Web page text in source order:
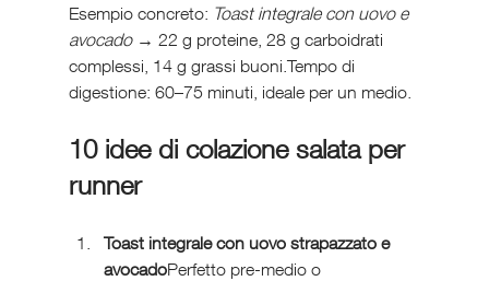
Esempio concreto: Toast integrale con uovo e
avocado → 22 g proteine, 28 g carboidrati
complessi, 14 g grassi buoni.Tempo di
digestione: 60–75 minuti, ideale per un medio.
10 idee di colazione salata per
runner
Toast integrale con uovo strapazzato e
avocadoPerfetto pre-medio o